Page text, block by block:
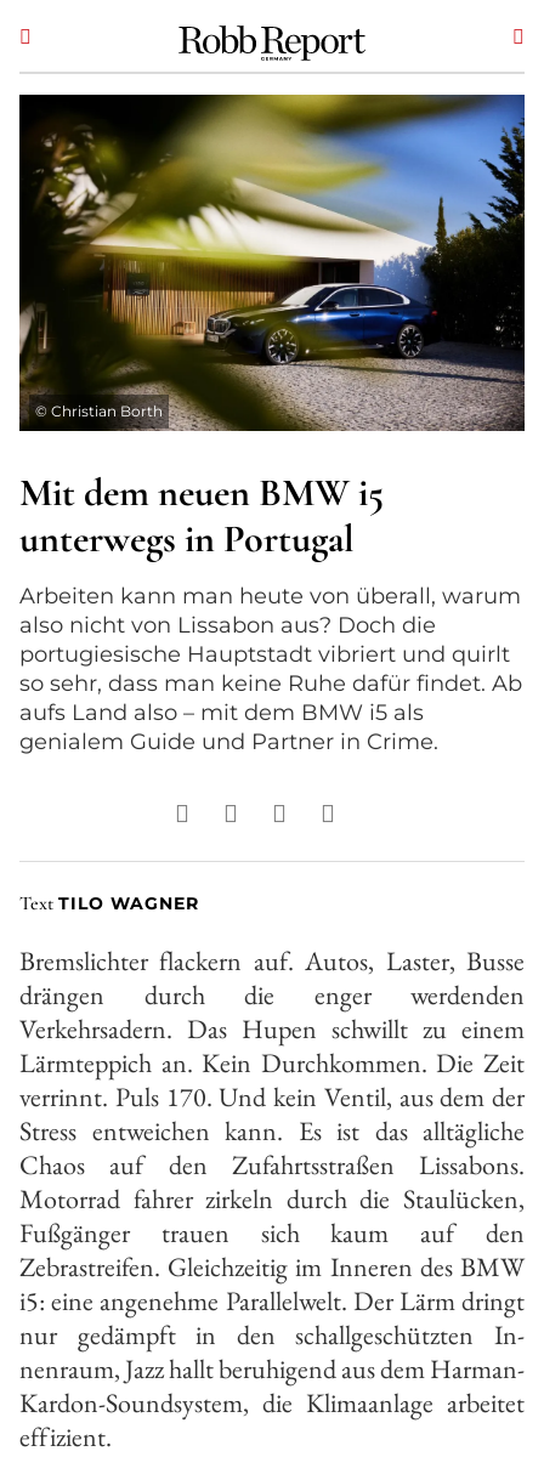
© Christian Borth
Mit dem neuen BMW i5
unterwegs in Portugal
Arbeiten kann man heute von überall, warum
also nicht von Lissabon aus? Doch die
portugiesische Hauptstadt vibriert und quirlt
so sehr, dass man keine Ruhe dafür findet. Ab
aufs Land also – mit dem BMW i5 als
genialem Guide und Partner in Crime.
Text TILO WAGNER
Bremslichter flackern auf. Autos, Las­ter, Busse
drängen durch die enger werdenden
Verkehrsadern. Das Hu­pen schwillt zu einem
Lärmteppich an. Kein Durchkommen. Die Zeit
ver­rinnt. Puls 170. Und kein Ventil, aus dem der
Stress entweichen kann. Es ist das alltägliche
Chaos auf den Zu­fahrtsstraßen Lissabons.
Motorrad­ fahrer zirkeln durch die Staulücken,
Fußgänger trauen sich kaum auf den
Zebrastreifen. Gleichzeitig im Inne­ren des BMW
i5: eine angenehme Parallelwelt. Der Lärm dringt
nur ge­dämpft in den schallgeschützten In­
nenraum, Jazz hallt beruhigend aus dem Harman-
Kardon­-Soundsystem, die Klimaanlage arbeitet
effizient.